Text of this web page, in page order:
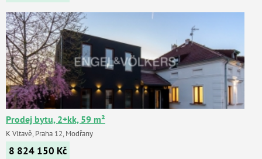
Prodej bytu, 2+kk, 59 m²
K Vltavě, Praha 12, Modřany
8 824 150 Kč